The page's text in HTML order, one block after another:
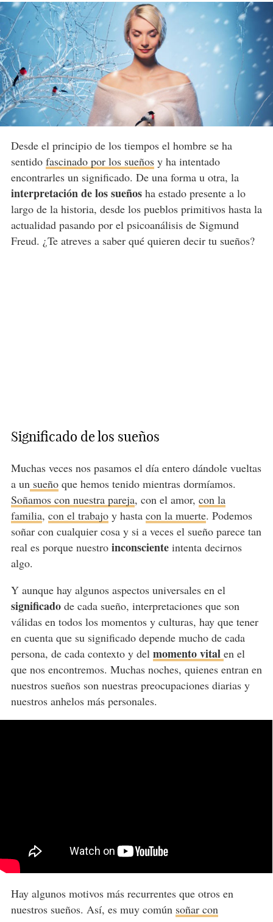
Desde el principio de los tiempos el hombre se ha
sentido fascinado por los sueñosy ha intentado
encontrarles un significado. De una forma u otra, la
interpretación de los sueñosha estado presente a lo
largo de la historia, desde los pueblos primitivos hasta la
actualidad pasando por el psicoanálisis de Sigmund
Freud. ¿Te atreves a saber qué quieren decir tu sueños?
Significado de los sueños
Muchas veces nos pasamos el día entero dándole vueltas
a un sueñoque hemos tenido mientras dormíamos.
Soñamos con nuestra pareja, con el amor, con la
familia, con el trabajoy hasta con la muerte. Podemos
soñar con cualquier cosa y si a veces el sueño parece tan
real es porque nuestro inconscienteintenta decirnos
algo.
Y aunque hay algunos aspectos universales en el
significadode cada sueño, interpretaciones que son
válidas en todos los momentos y culturas, hay que tener
en cuenta que su significado depende mucho de cada
persona, de cada contexto y del momento vital en el
que nos encontremos. Muchas noches, quienes entran en
nuestros sueños son nuestras preocupaciones diarias y
nuestros anhelos más personales.
Hay algunos motivos más recurrentes que otros en
nuestros sueños. Así, es muy común soñar con